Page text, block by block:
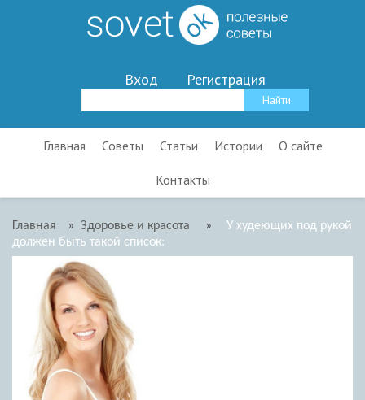
Вход Регистрация
Главная Советы Статьи Истории О сайте
Контакты
Главная » Здоровье и красота »
У худеющих под рукой
должен быть такой список: